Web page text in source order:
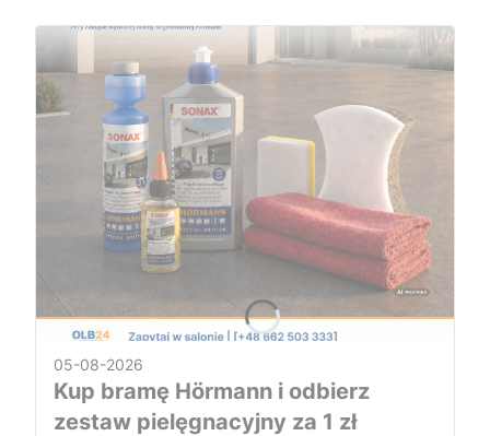
05-08-2026
Kup bramę Hörmann i odbierz
zestaw pielęgnacyjny za 1 zł